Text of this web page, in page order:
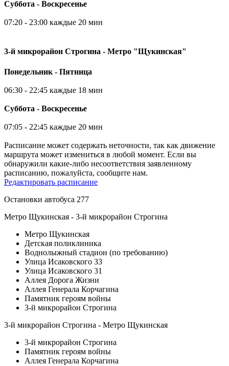
Суббота - Воскресенье
07:20 - 23:00 каждые 20 мин
3-й микрорайон Строгина - Метро "Щукинская"
Понедельник - Пятница
06:30 - 22:45 каждые 18 мин
Суббота - Воскресенье
07:05 - 22:45 каждые 20 мин
Расписание может содержать неточности, так как движение
маршрута может измениться в любой момент. Если вы
обнаружили какие-либо несоответствия заявленному
расписанию, пожалуйста, сообщите нам.
Редактировать расписание
Остановки автобуса 277
Метро Щукинская - 3-й микрорайон Строгина
Метро Щукинская
Детская поликлиника
Воднолыжный стадион (по требованию)
Улица Исаковского 33
Улица Исаковского 31
Аллея Дорога Жизни
Аллея Генерала Корчагина
Памятник героям войны
3-й микрорайон Строгина
3-й микрорайон Строгина - Метро Щукинская
3-й микрорайон Строгина
Памятник героям войны
Аллея Генерала Корчагина